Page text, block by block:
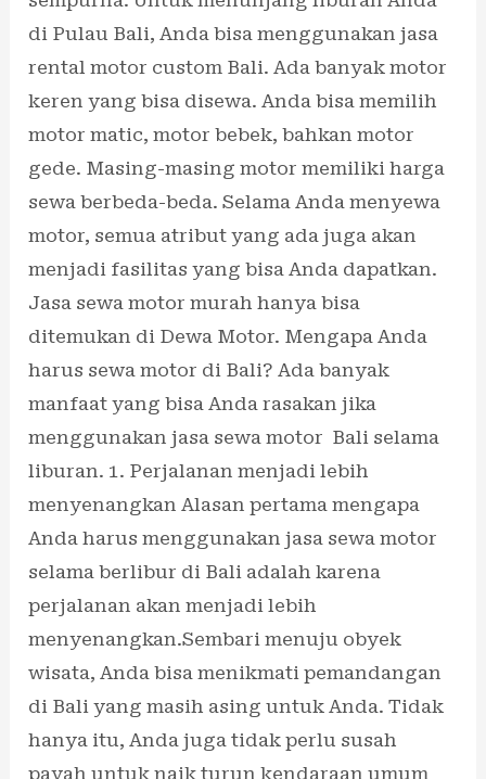
di Pulau Bali, Anda bisa menggunakan jasa
rental motor custom Bali. Ada banyak motor
keren yang bisa disewa. Anda bisa memilih
motor matic, motor bebek, bahkan motor
gede. Masing-masing motor memiliki harga
sewa berbeda-beda. Selama Anda menyewa
motor, semua atribut yang ada juga akan
menjadi fasilitas yang bisa Anda dapatkan.
Jasa sewa motor murah hanya bisa
ditemukan di Dewa Motor. Mengapa Anda
harus sewa motor di Bali? Ada banyak
manfaat yang bisa Anda rasakan jika
menggunakan jasa sewa motor Bali selama
liburan. 1. Perjalanan menjadi lebih
menyenangkan Alasan pertama mengapa
Anda harus menggunakan jasa sewa motor
selama berlibur di Bali adalah karena
perjalanan akan menjadi lebih
menyenangkan.Sembari menuju obyek
wisata, Anda bisa menikmati pemandangan
di Bali yang masih asing untuk Anda. Tidak
hanya itu, Anda juga tidak perlu susah
payah untuk naik turun kendaraan umum